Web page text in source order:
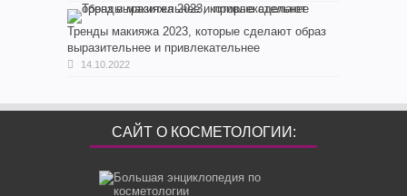
Тренды макияжа 2023, которые сделают образ
выразительнее и привлекательнее
14.10.2022
САЙТ О КОСМЕТОЛОГИИ: